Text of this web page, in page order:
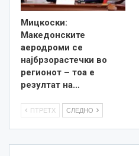
Мицкоски:
Македонските
аеродроми се
најбрзорастечки во
регионот – тоа е
резултат на…
ПТРЕТХ СЛЕДНО